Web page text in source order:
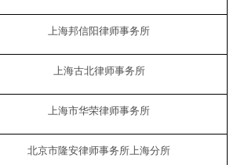
上海邦信阳律师事务所
上海古北律师事务所
上海市华荣律师事务所
北京市隆安律师事务所上海分所